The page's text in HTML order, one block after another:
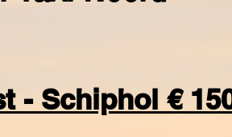
- Schiphol €